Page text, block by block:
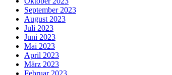
September 2023
August 2023
Juli 2023
Juni 2023
Mai 2023
April 2023
März 2023
Februar 2023